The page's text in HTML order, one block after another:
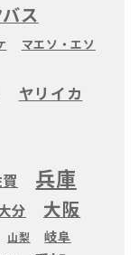
ス
マエソ・エソ
ヤリイカ
兵庫
分 大阪
山梨
岐阜